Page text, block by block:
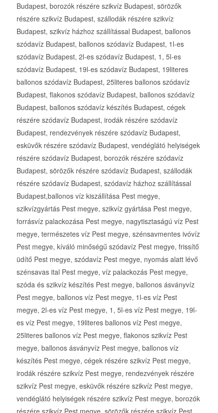
Budapest, borozók részére szikvíz Budapest, sörözők
részére szikvíz Budapest, szállodák részére szikvíz
Budapest, szikvíz házhoz szállítással Budapest, ballonos
szódavíz Budapest, ballonos szódavíz Budapest, 1l-es
szódavíz Budapest, 2l-es szódavíz Budapest, 1, 5l-es
szódavíz Budapest, 19l-es szódavíz Budapest, 19literes
ballonos szódavíz Budapest, 25literes ballonos szódavíz
Budapest, flakonos szódavíz Budapest, ballonos szódavíz
Budapest, ballonos szódavíz készítés Budapest, cégek
részére szódavíz Budapest, irodák részére szódavíz
Budapest, rendezvények részére szódavíz Budapest,
esküvők részére szódavíz Budapest, vendéglátó helyiségek
részére szódavíz Budapest, borozók részére szódavíz
Budapest, sörözők részére szódavíz Budapest, szállodák
részére szódavíz Budapest, szódavíz házhoz szállítással
Budapest,ballonos víz kiszállítása Pest megye,
szikvízgyártás Pest megye, szikvíz gyártása Pest megye,
forrásvíz palackozása Pest megye, nagytisztaságú víz Pest
megye, természetes víz Pest megye, szénsavmentes ivóvíz
Pest megye, kíváló minőségű szódavíz Pest megye, frissítő
üdítő Pest megye, szódavíz Pest megye, nyomás alatt lévő
szénsavas ital Pest megye, víz palackozás Pest megye,
szóda és szikvíz készítés Pest megye, ballonos ásványvíz
Pest megye, ballonos víz Pest megye, 1l-es víz Pest
megye, 2l-es víz Pest megye, 1, 5l-es víz Pest megye, 19l-
es víz Pest megye, 19literes ballonos víz Pest megye,
25literes ballonos víz Pest megye, flakonos szikvíz Pest
megye, ballonos ásványvíz Pest megye, ballonos víz
készítés Pest megye, cégek részére szikvíz Pest megye,
irodák részére szikvíz Pest megye, rendezvények részére
szikvíz Pest megye, esküvők részére szikvíz Pest megye,
vendéglátó helyiségek részére szikvíz Pest megye, borozók
részére szikvíz Pest megye, sörözők részére szikvíz Pest